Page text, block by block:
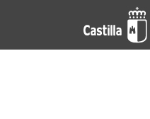
Pasar al contenido principal
Noticias de